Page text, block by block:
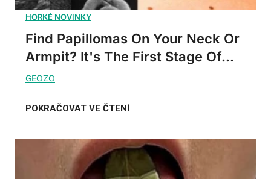
Find Papillomas On Your Neck Or
Armpit? It's The First Stage Of...